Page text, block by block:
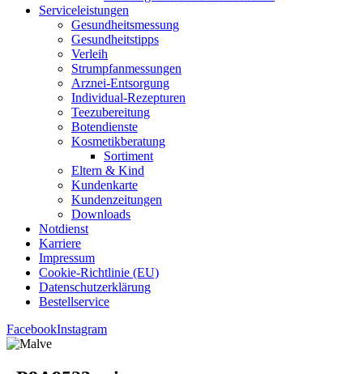
Ser­vice­leis­tun­gen
Gesund­heits­mes­sung
Gesund­heits­tipps
Ver­leih
Strumpfan­mes­sun­gen
Arz­n­ei-Ent­­sor­­gung
Indi­­vi­­du­al-Rezep­­tu­­ren
Tee­zu­be­rei­tung
Boten­diens­te
Kos­me­tik­be­ra­tung
Sor­ti­ment
Eltern & Kind
Kun­den­kar­te
Kun­den­zei­tun­gen
Down­loads
Not­dienst
Kar­rie­re
Impres­sum
Coo­kie-Rich­t­­li­­nie (EU)
Datenschutz­erklärung
Bestell­ser­vice
FacebookInstagram